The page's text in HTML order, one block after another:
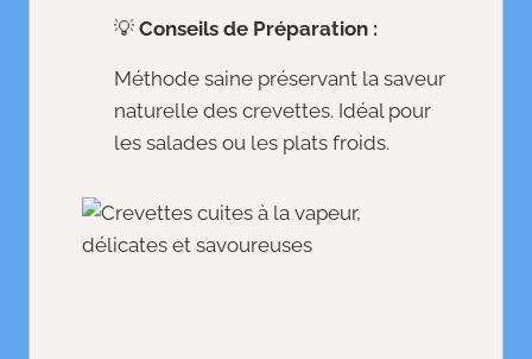
💡 Conseils de Préparation :
Méthode saine préservant la saveur
naturelle des crevettes. Idéal pour
les salades ou les plats froids.